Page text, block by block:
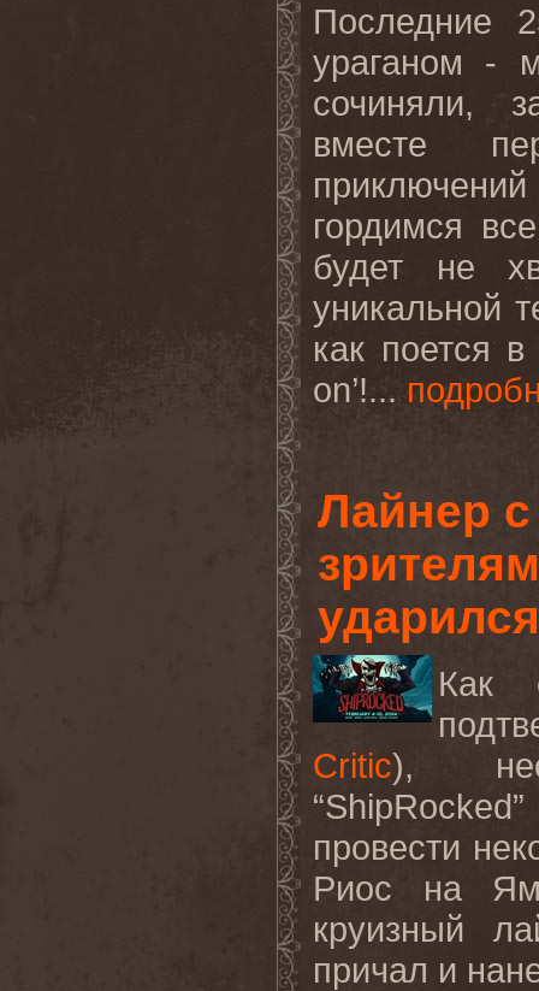
Последние
ураганом -
сочиняли,
вместе
гордимся
будет не
уникальной
как поется
on’!...
Лайнер
Как
Critic),
провести
Риос на
круизный
причал и